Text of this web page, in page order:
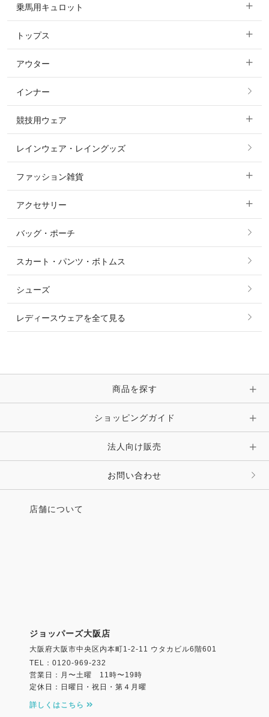
乗馬用キュロット
すべてのキュロット
フルグリップ・尻革 キュロット
ニーグリップ・膝革 キュロット
トップス
すべてのトップス
ポロシャツ
カットソー・Tシャツ・タンクトップ
ニット・セーター
シャツ・ブラウス・ワンピース
アウター
すべてのアウター
コート
ジャケット・ブルゾン
インナー
競技用ウェア
すべての競技用ウェア
ショージャケット
ショーシャツ
レインウェア・レイングッズ
ファッション雑貨
すべてのファッション雑貨
ソックス
ベルト
時計・財布・キーケース・革小物
キーホルダー・チャーム・ストラップ
その他 ファッション雑貨
アクセサリー
すべてのアクセサリー
リング
ピアス・イヤリング
ピン・ブローチ・コサージュ
その他 アクセサリー
バッグ・ポーチ
スカート・パンツ・ボトムス
シューズ
レディースウェアを全て見る
商品を探す
ショッピングガイド
法人向け販売
お問い合わせ
店舗について
ジョッパーズ大阪店
大阪府大阪市中央区内本町1-2-11 ウタカビル6階601
TEL：0120-969-232
営業日：月〜土曜 11時〜19時
定休日：日曜日・祝日・第４月曜
詳しくはこちら